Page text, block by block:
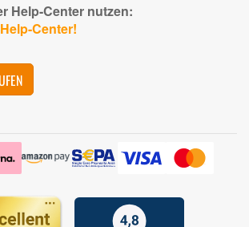
Help-Center nutzen:
Center!